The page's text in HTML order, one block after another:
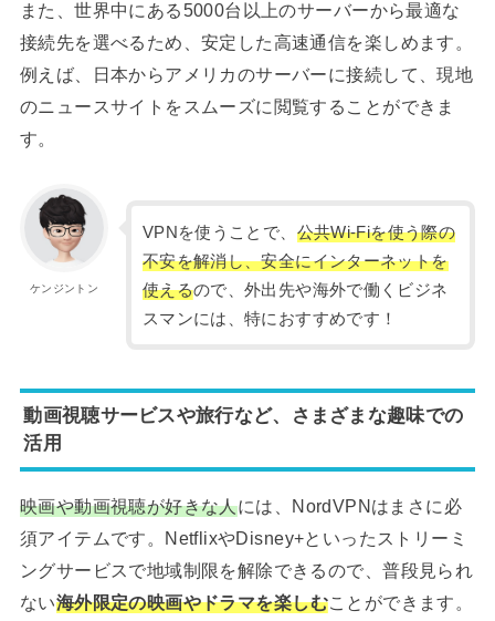
また、世界中にある5000台以上のサーバーから最適な
接続先を選べるため、安定した高速通信を楽しめます。
例えば、日本からアメリカのサーバーに接続して、現地
のニュースサイトをスムーズに閲覧することができま
す。
ケンジントン
VPNを使うことで、 公共Wi-Fiを使う際の
不安を解消し、安全にインターネットを
使えるので、外出先や海外で働くビジネ
スマンには、特におすすめです！
動画視聴サービスや旅行など、さまざまな趣味での
活用
映画や動画視聴が好きな人には、NordVPNはまさに必
須アイテムです。NetflixやDisney+といったストリーミ
ングサービスで地域制限を解除できるので、普段見られ
ない海外限定の映画やドラマを楽しむことができます。